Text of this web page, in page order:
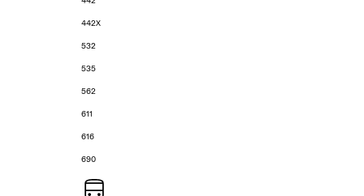
442X
532
535
562
611
616
690